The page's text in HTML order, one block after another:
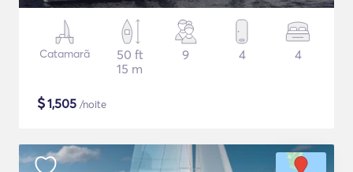
Catamarã
50 ft
15 m
9 4 4
$1,505 /noite